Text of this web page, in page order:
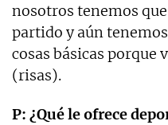
nosotros tenemos
partido y aún
cosas básicas porque
(risas).
P: ¿Qué le ofrece